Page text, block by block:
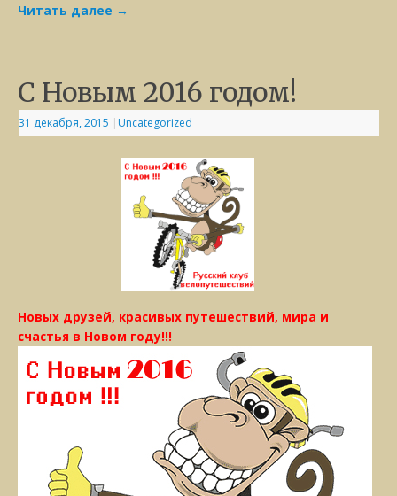
Читать далее →
С Новым 2016 годом!
31 декабря, 2015 | Uncategorized
Новых друзей, красивых путешествий, мира и
счастья в Новом году!!!